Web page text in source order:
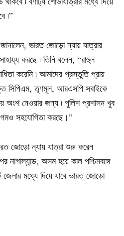
৷”
ভারত জোড়ো ন্যায় যাত্রার
করছে ৷ তিনি বলেন, “রাহুল
করেনি ৷ আমাদের প্রস্তুতি প্রায়
সিপিএম, তৃণমূল, আরএসপি সবাইকে
অংশ নেওয়ার জন্য ৷ পুলিশ প্রশাসন খুব
সহযোগিতা করছে।”
জোড়ো ন্যায় যাত্রা শুরু করেন
নাগাল্যান্ড, অসম হয়ে কাল পশ্চিমবঙ্গে
মধ্যে দিয়ে যাবে ভারত জোড়ো